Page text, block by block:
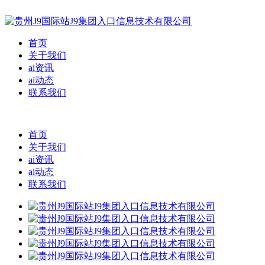
首页
关于我们
ai资讯
ai动态
联系我们
首页
关于我们
ai资讯
ai动态
联系我们